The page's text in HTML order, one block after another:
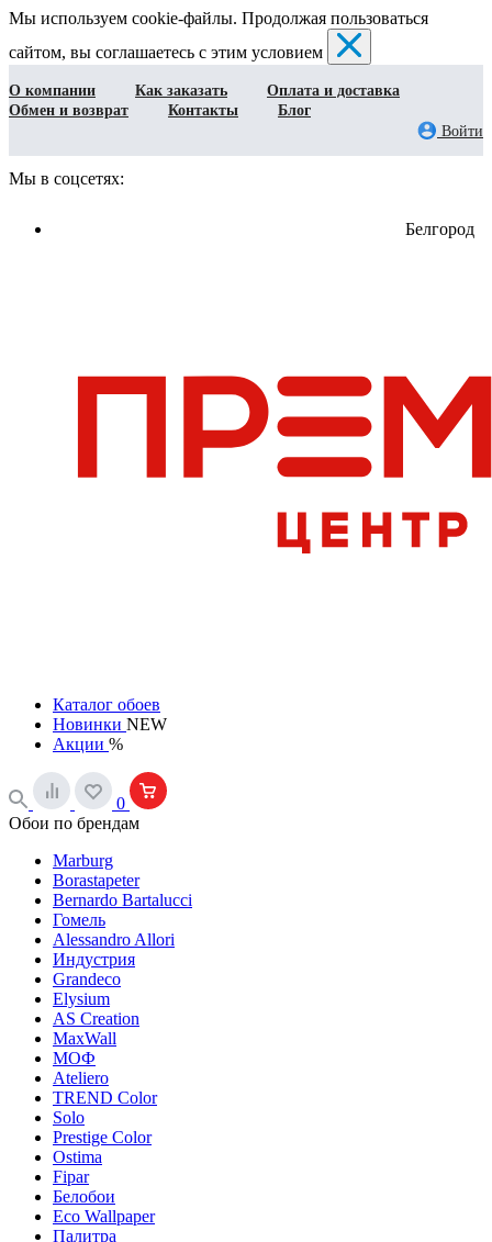
Мы используем cookie-файлы. Продолжая пользоваться
сайтом, вы соглашаетесь с этим условием
О компании Как заказать
Оплата и доставка
Обмен и возврат
Контакты
Блог
Войти
Мы в соцсетях:
Белгород
Каталог обоев
Новинки NEW
Акции %
0
Обои по брендам
Marburg
Borastapeter
Bernardo Bartalucci
Гомель
Alessandro Allori
Индустрия
Grandeco
Elysium
AS Creation
MaxWall
МОФ
Ateliero
TREND Color
Solo
Prestige Color
Ostima
Fipar
Белобои
Eco Wallpaper
Палитра